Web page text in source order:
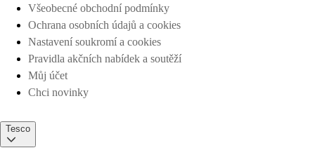
Všeobecné obchodní podmínky
Ochrana osobních údajů a cookies
Nastavení soukromí a cookies
Pravidla akčních nabídek a soutěží
Můj účet
Chci novinky
Tesco